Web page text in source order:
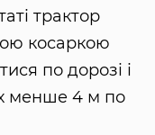
трактор
косаркою
по дорозі і
менше 4 м по